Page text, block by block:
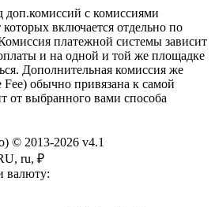
доп.комиссий с комиссиями
включается отдельно по
платежной системы зависит
и на одной и той же площадке
Дополнительная комиссия же
обычно привязана к самой
от выбранного вами способа
© 2013-2026 v4.1
ru, ₽
валюту: